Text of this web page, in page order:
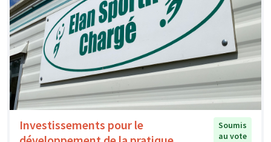
Investissements pour le
Soumis
au vote